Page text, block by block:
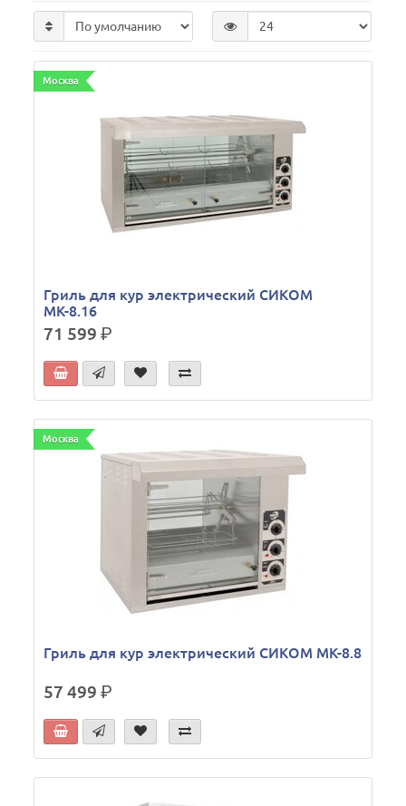
Москва
Гриль для кур электрический СИКОМ
МК-8.16
71 599р.
Москва
Гриль для кур электрический СИКОМ МК-8.8
57 499р.